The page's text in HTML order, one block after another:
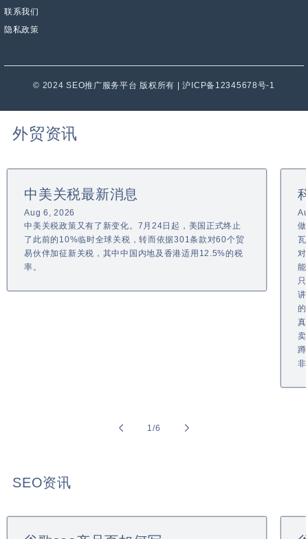
联系我们
隐私政策
© 2024 SEO推广服务平台 版权所有 | 沪ICP备12345678号-1
外贸资讯
中美关税最新消息
Aug 6, 2026
中美关税政策又有了新变化。7月24日起，美国正式终止
了此前的10%临时全球关税，转而依据301条款对60个贸
易伙伴加征新关税，其中中国内地及香港适用12.5%的税
率。
做
瓦
能
讲
的
真
卖
蹲
非
1/of
6
SEO资讯